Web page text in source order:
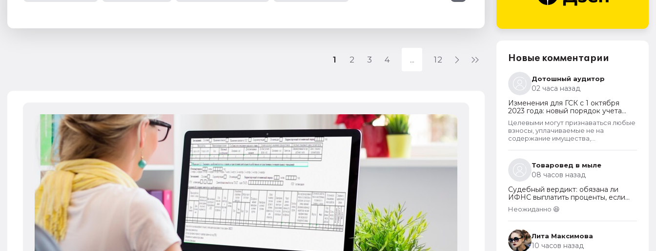
1 2 3 4 12
Как бухгалтер может стать
Новые комментарии
Дотошный аудитор
02 часа назад
Изменения для ГСК с 1 октября
2023 года: новый порядок учета
поступающих взносов, открытие
расчетных счетов и переход на
применение бухгалтерского ПО
Целевыми могут признаваться любые
взносы, уплачиваемые не на
содержание имущества,
правлению и бухгалтерии
товарищества. Перечень целевых
взносов законом не ограничен.
Взносы могут собираться на любые
цели, за которые проголосует общее
собрание собственников. Пример
целевых взносов - взносы на
Платить их должны все собственники
гаражей.
Товаровед в мыле
08 часов назад
Судебный вердикт: обязана ли
ИФНС выплатить проценты, если
переплата по налогу возникла по
вине налогоплательщика
Неожиданно 😆
Лита Максимова
10 часов назад